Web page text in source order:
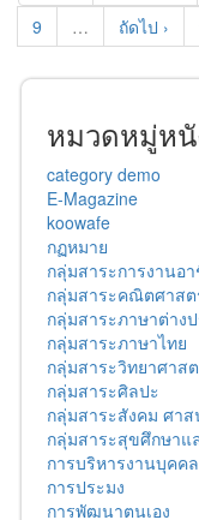
9
… ถัดไป ›
หมวดหมู่หนั
category demo
E-Magazine
koowafe
กฏหมาย
กลุ่มสาระการงานอ
กลุ่มสาระคณิตศาสต
กลุ่มสาระภาษาต่าง
กลุ่มสาระภาษาไทย
กลุ่มสาระวิทยาศาส
กลุ่มสาระศิลปะ
กลุ่มสาระสังคม ศา
กลุ่มสาระสุขศึกษา
การบริหารงานบุคคล
การประมง
การพัฒนาตนเอง